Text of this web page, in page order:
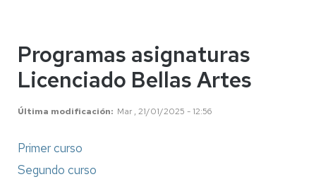
Programas asignaturas
Licenciado Bellas Artes
Última modificación Mar , 21/01/2025 - 12:56
Primer curso
Segundo curso